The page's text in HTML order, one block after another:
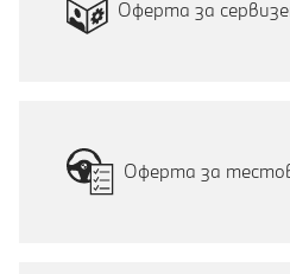
Оферта за
Оферта за